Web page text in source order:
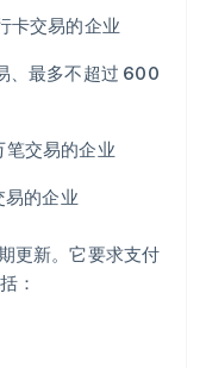
卡交易的企业
、最多不超过 600
交易的企业
的企业
更新。它要求支付
：